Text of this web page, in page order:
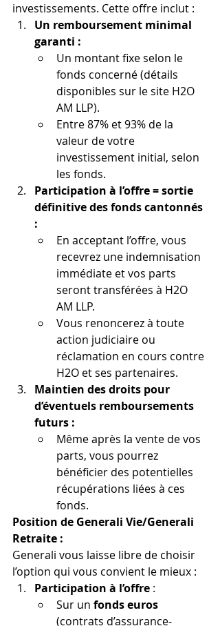
investissements. Cette offre inclut :
Un remboursement minimal
garanti :
Un montant fixe selon le
fonds concerné (détails
disponibles sur le site H2O
AM LLP).
Entre 87% et 93% de la
valeur de votre
investissement initial, selon
les fonds.
Participation à l’offre = sortie
définitive des fonds cantonnés
:
En acceptant l’offre, vous
recevrez une indemnisation
immédiate et vos parts
seront transférées à H2O
AM LLP.
Vous renoncerez à toute
action judiciaire ou
réclamation en cours contre
H2O et ses partenaires.
Maintien des droits pour
d’éventuels remboursements
futurs :
Même après la vente de vos
parts, vous pourrez
bénéficier des potentielles
récupérations liées à ces
fonds.
Position de Generali Vie/Generali
Retraite :
Generali vous laisse libre de choisir
l’option qui vous convient le mieux :
Participation à l’offre :
Sur un fonds euros
(contrats d’assurance-